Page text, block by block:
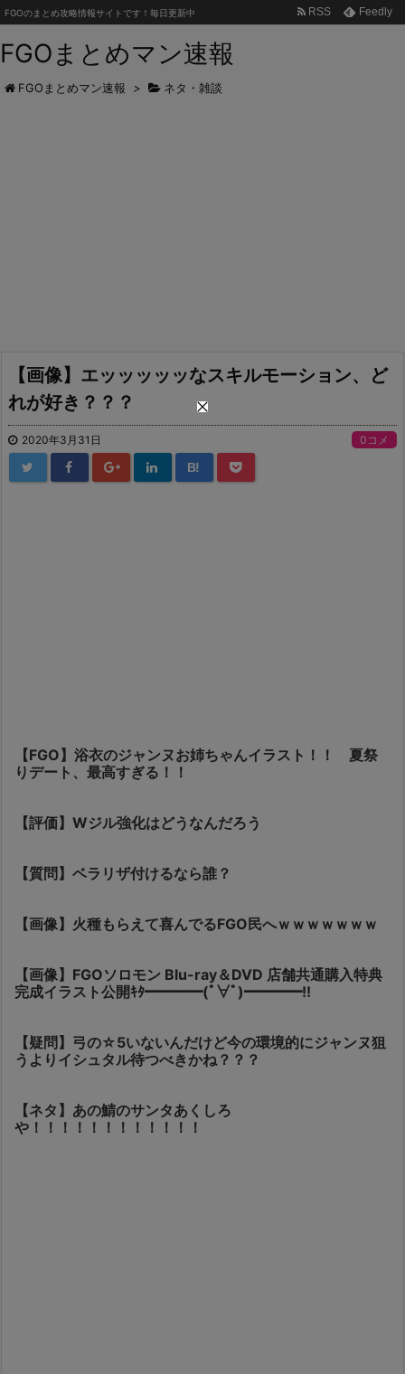
FGOまとめマン速報
FGOのまとめ攻略情報サイトです！毎日更新中 RSS Feedly
FGOまとめマン速報 > ネタ・雑談
【画像】エッッッッッなスキルモーション、ど
れが好き？？？
2020年3月31日 0コメ
B!
【FGO】浴衣のジャンヌお姉ちゃんイラスト！！ 夏祭
りデート、最高すぎる！！
【評価】Wジル強化はどうなんだろう
【質問】ベラリザ付けるなら誰？
【画像】火種もらえて喜んでるFGO民へｗｗｗｗｗｗｗ
【画像】FGOソロモン Blu-ray＆DVD 店舗共通購入特典
完成イラスト公開ｷﾀ━━━━(ﾟ∀ﾟ)━━━━!!
【疑問】弓の☆5いないんだけど今の環境的にジャンヌ狙
うよりイシュタル待つべきかね？？？
【ネタ】あの鯖のサンタあくしろ
や！！！！！！！！！！！！